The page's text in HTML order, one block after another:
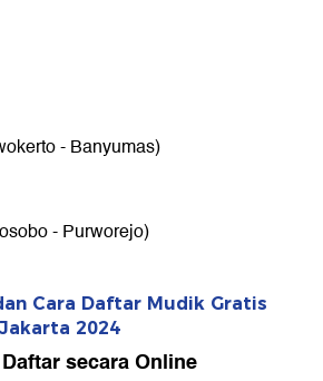
- Banyumas)
- Purworejo)
Cara Daftar Mudik Gratis
2024
secara Online